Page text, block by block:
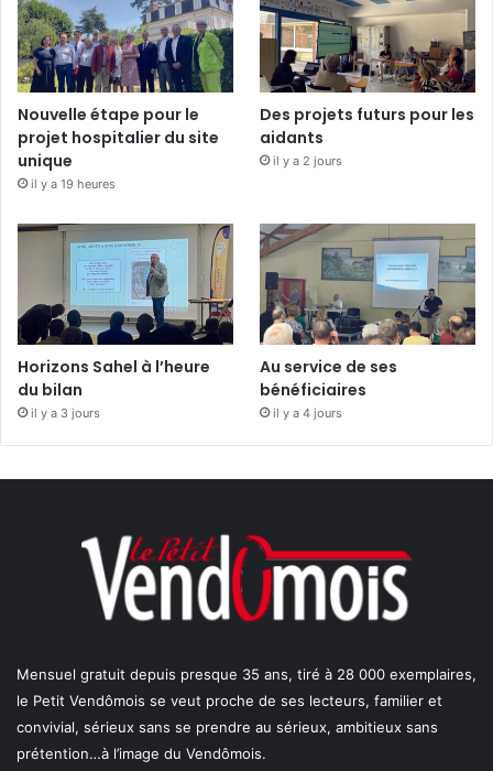
Nouvelle étape pour le
projet hospitalier du site
unique
il y a 19 heures
Des projets futurs pour les
aidants
il y a 2 jours
Horizons Sahel à l’heure
du bilan
il y a 3 jours
Au service de ses
bénéficiaires
il y a 4 jours
Mensuel gratuit depuis presque 35 ans, tiré à 28 000 exemplaires,
le Petit Vendômois se veut proche de ses lecteurs, familier et
convivial, sérieux sans se prendre au sérieux, ambitieux sans
prétention…à l’image du Vendômois.